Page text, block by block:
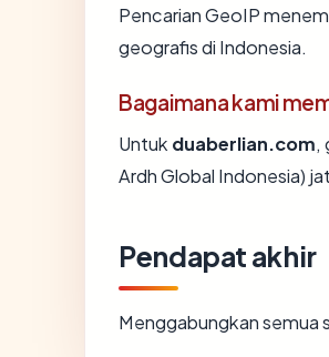
Pencarian GeoIP
geografis di Indonesia.
Bagaimana kami
Untuk duaberlian.com,
Ardh Global Indonesia)
Pendapat akhir
Menggabungkan semua